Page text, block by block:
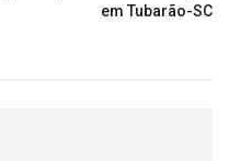
em Tubarão-SC